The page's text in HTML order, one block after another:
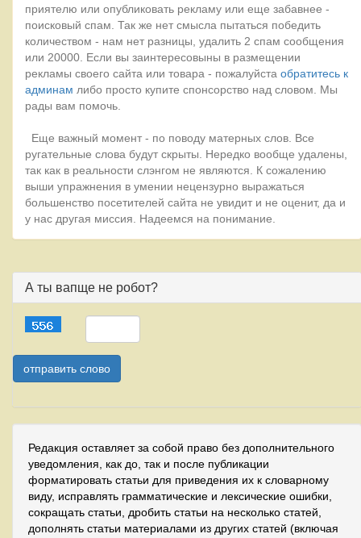
приятелю или опубликовать рекламу или еще забавнее -
поисковый спам. Так же нет смысла пытаться победить
количеством - нам нет разницы, удалить 2 спам сообщения
или 20000. Если вы заинтересовыны в размещении
рекламы своего сайта или товара - пожалуйста обратитесь к
админам либо просто купите спонсорство над словом. Мы
рады вам помочь.
Еще важный момент - по поводу матерных слов. Все
ругательные слова будут скрыты. Нередко вообще удалены,
так как в реальности слэнгом не являются. К сожалению
выши упражнения в умении нецензурно выражаться
большенство посетителей сайта не увидит и не оценит, да и
у нас другая миссия. Надеемся на понимание.
А ты вапще не робот?
Редакция оставляет за собой право без дополнительного
уведомления, как до, так и после публикации
форматировать статьи для приведения их к словарному
виду, исправлять грамматические и лексические ошибки,
сокращать статьи, дробить статьи на несколько статей,
дополнять статьи материалами из других статей (включая